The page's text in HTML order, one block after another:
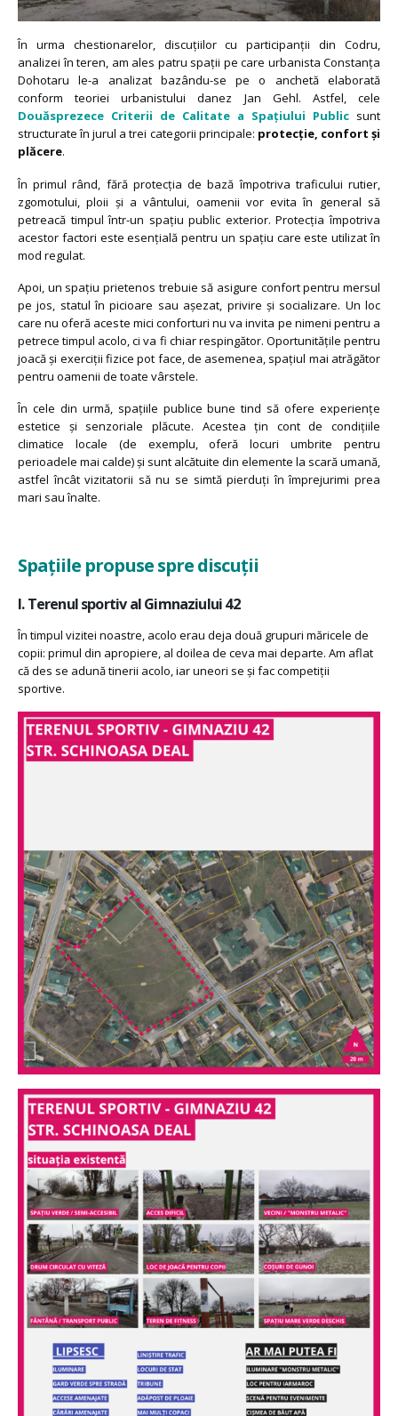
În urma chestionarelor, discuțiilor cu participanții din Codru,
analizei în teren, am ales patru spații pe care urbanista Constanța
Dohotaru le-a analizat bazându-se pe o anchetă elaborată
conform teoriei urbanistului danez Jan Gehl. Astfel, cele
Douăsprezece Criterii de Calitate a Spațiului Public sunt
structurate în jurul a trei categorii principale: protecție, confort și
plăcere.
În primul rând, fără protecția de bază împotriva traficului rutier,
zgomotului, ploii și a vântului, oamenii vor evita în general să
petreacă timpul într-un spațiu public exterior. Protecția împotriva
acestor factori este esențială pentru un spațiu care este utilizat în
mod regulat.
Apoi, un spațiu prietenos trebuie să asigure confort pentru mersul
pe jos, statul în picioare sau așezat, privire și socializare. Un loc
care nu oferă aceste mici conforturi nu va invita pe nimeni pentru a
petrece timpul acolo, ci va fi chiar respingător. Oportunitățile pentru
joacă și exerciții fizice pot face, de asemenea, spațiul mai atrăgător
pentru oamenii de toate vârstele.
În cele din urmă, spațiile publice bune tind să ofere experiențe
estetice și senzoriale plăcute. Acestea țin cont de condițiile
climatice locale (de exemplu, oferă locuri umbrite pentru
perioadele mai calde) și sunt alcătuite din elemente la scară umană,
astfel încât vizitatorii să nu se simtă pierduți în împrejurimi prea
mari sau înalte.
Spațiile propuse spre discuții
I. Terenul sportiv al Gimnaziului 42
În timpul vizitei noastre, acolo erau deja două grupuri măricele de
copii: primul din apropiere, al doilea de ceva mai departe. Am aflat
că des se adună tinerii acolo, iar uneori se și fac competiții
sportive.